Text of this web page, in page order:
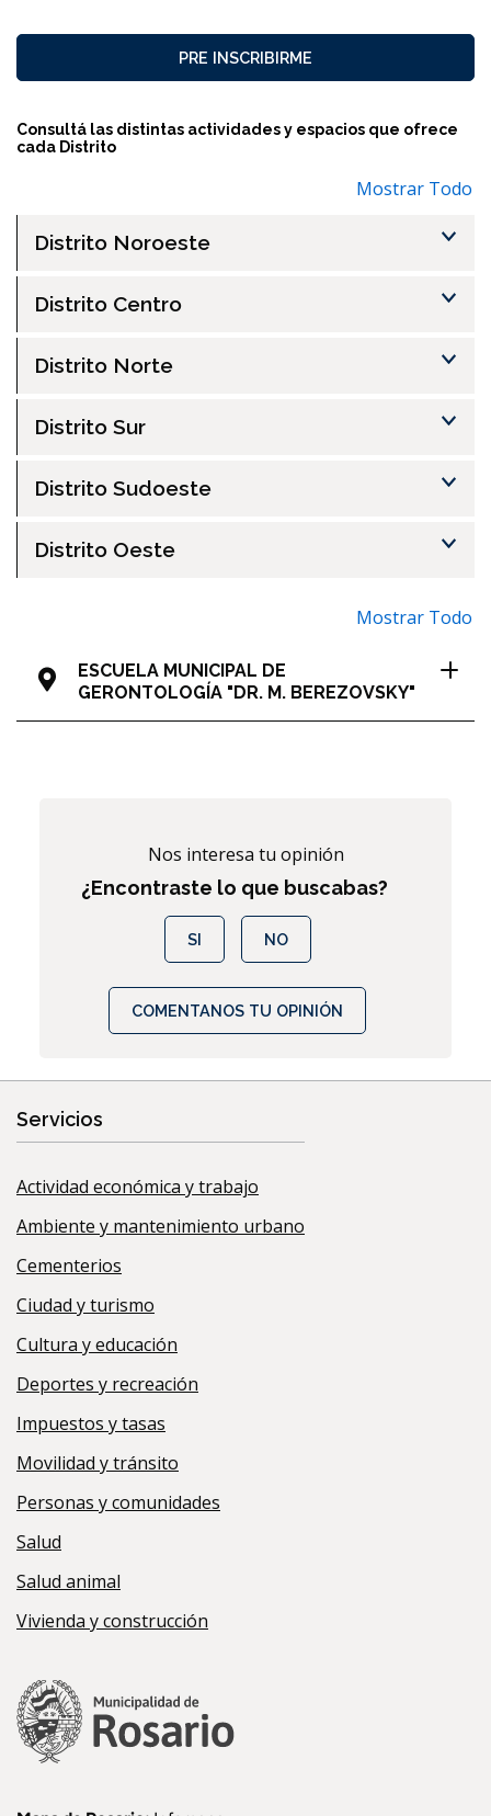
PRE INSCRIBIRME
Consultá las distintas actividades y espacios que ofrece
cada Distrito
Mostrar Todo
Distrito Noroeste
Distrito Centro
Distrito Norte
Distrito Sur
Distrito Sudoeste
Distrito Oeste
Mostrar Todo
ESCUELA MUNICIPAL DE
GERONTOLOGÍA "DR. M. BEREZOVSKY"
Nos interesa tu opinión
¿Encontraste lo que buscabas?
SI NO
COMENTANOS TU OPINIÓN
Servicios
Actividad económica y trabajo
Ambiente y mantenimiento urbano
Cementerios
Ciudad y turismo
Cultura y educación
Deportes y recreación
Impuestos y tasas
Movilidad y tránsito
Personas y comunidades
Salud
Salud animal
Vivienda y construcción